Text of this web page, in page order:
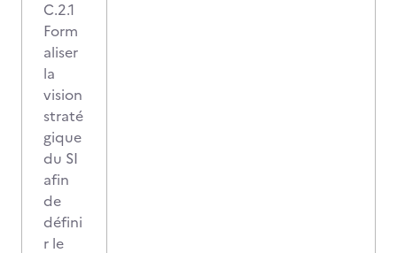
C.2.1
Form
aliser
la
vision
straté
gique
du SI
afin
de
défini
r le